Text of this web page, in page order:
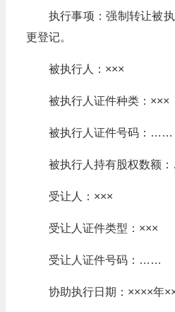
执行事项：强制转让被
更登记。
被执行人：×××
被执行人证件种类：×××
被执行人证件号码：……
被执行人持有股权数额
受让人：×××
受让人证件类型：×××
受让人证件号码：……
协助执行日期：××××年